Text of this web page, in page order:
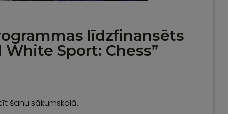
līdzfinansēts
Sport: Chess”
šahu sākumskolā.